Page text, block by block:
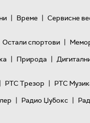
| Време | Сервисне
Остали спортови |
| Природа |
| РТС Трезор | РТС
| Радио Џубокс |